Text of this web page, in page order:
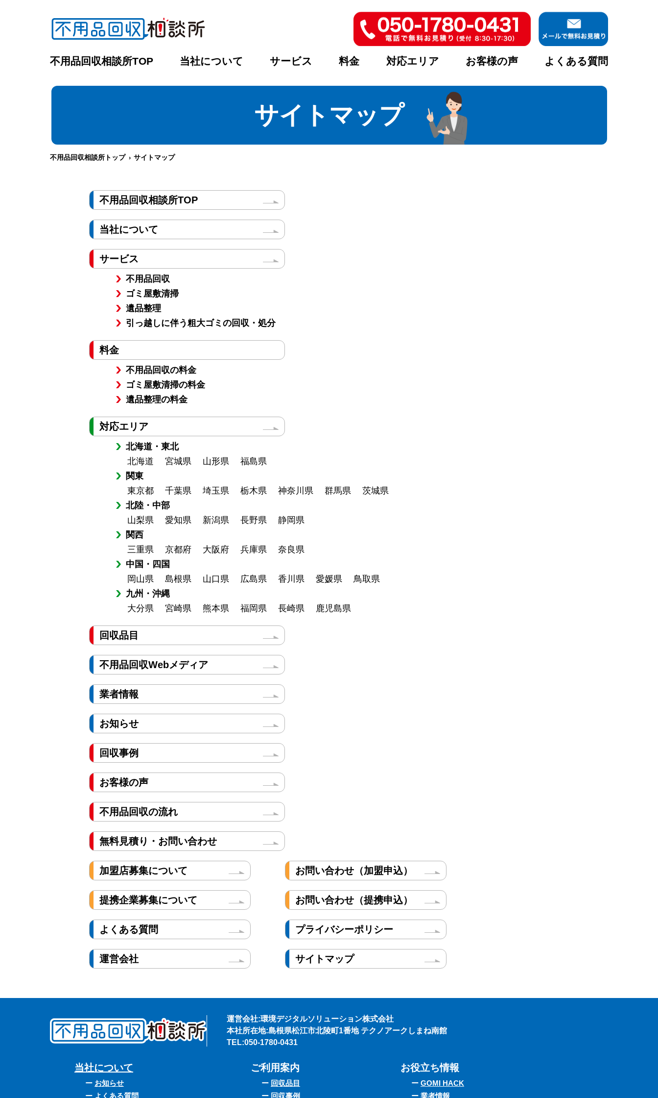
不用品回収相談所TOP 当社について サービス 料金 対応エリア お客様の声 よくある質問
サイトマップ
不用品回収相談所トップ サイトマップ
不用品回収相談所TOP
当社について
サービス
不用品回収
ゴミ屋敷清掃
遺品整理
引っ越しに伴う粗大ゴミの回収・処分
料金
不用品回収の料金
ゴミ屋敷清掃の料金
遺品整理の料金
対応エリア
北海道・東北
北海道
宮城県 山形県
福島県
関東
東京都
千葉県 埼玉県 栃木県 神奈川県 群馬県
茨城県
北陸・中部
山梨県
愛知県 新潟県 長野県
静岡県
関西
三重県
京都府 大阪府 兵庫県
奈良県
中国・四国
岡山県
島根県 山口県 広島県 香川県 愛媛県
鳥取県
九州・沖縄
大分県
宮崎県 熊本県 福岡県 長崎県 鹿児島県
回収品目
不用品回収Webメディア
業者情報
お知らせ
回収事例
お客様の声
不用品回収の流れ
無料見積り・お問い合わせ
加盟店募集について お問い合わせ（加盟申込）
提携企業募集について お問い合わせ（提携申込）
よくある質問 プライバシーポリシー
運営会社 サイトマップ
運営会社:環境デジタルソリューション株式会社
本社所在地:島根県松江市北陵町1番地 テクノアークしまね南館
TEL:050-1780-0431
当社について
お知らせ
よくある質問
ご利用案内
回収品目
回収事例
お役立ち情報
GOMI HACK
業者情報